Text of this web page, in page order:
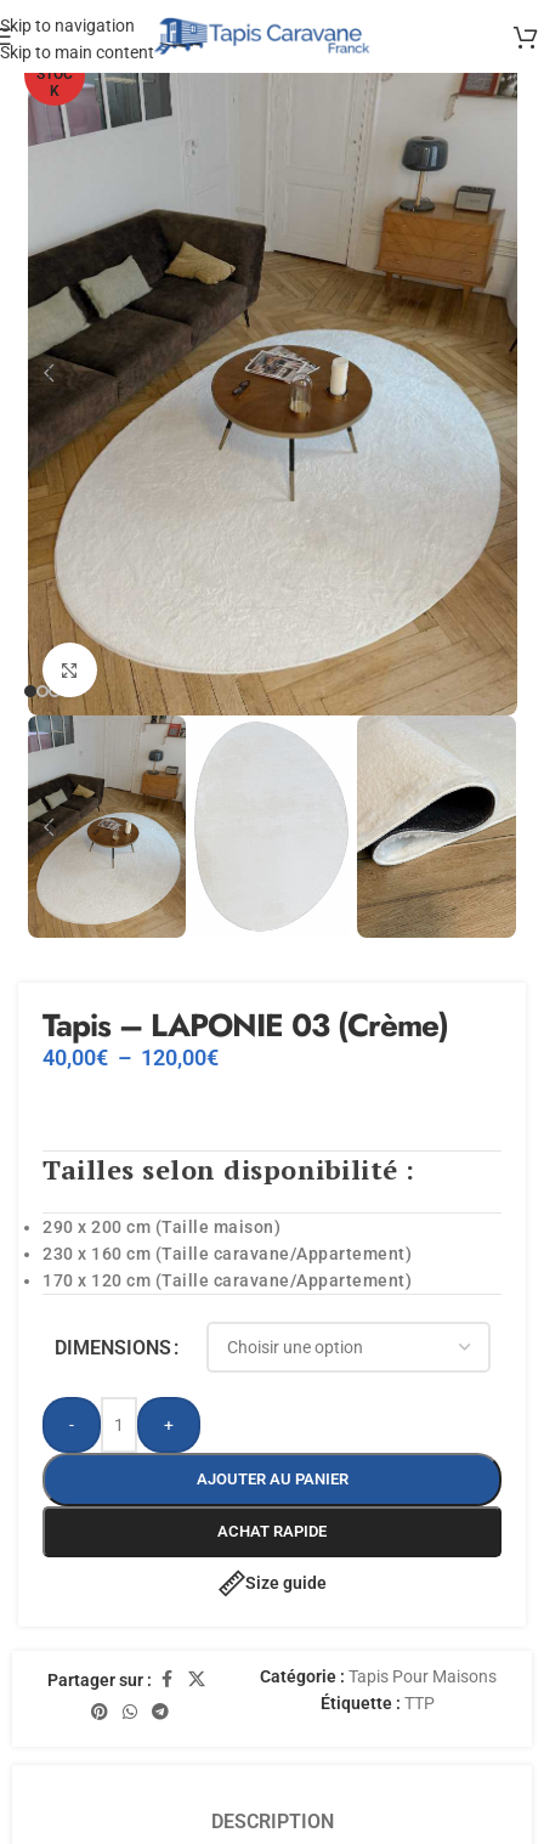
Skip to navigation
Skip to main content
HORS
STOC
K
Agrandir
Tapis – LAPONIE 03 (Crème)
40,00€ – 120,00€
Tailles selon disponibilité :
290 x 200 cm (Taille maison)
230 x 160 cm (Taille caravane/Appartement)
170 x 120 cm (Taille caravane/Appartement)
DIMENSIONS
- +
AJOUTER AU PANIER
ACHAT RAPIDE
Size guide
Partager sur : Catégorie : Tapis Pour Maisons
Étiquette : TTP
DESCRIPTION